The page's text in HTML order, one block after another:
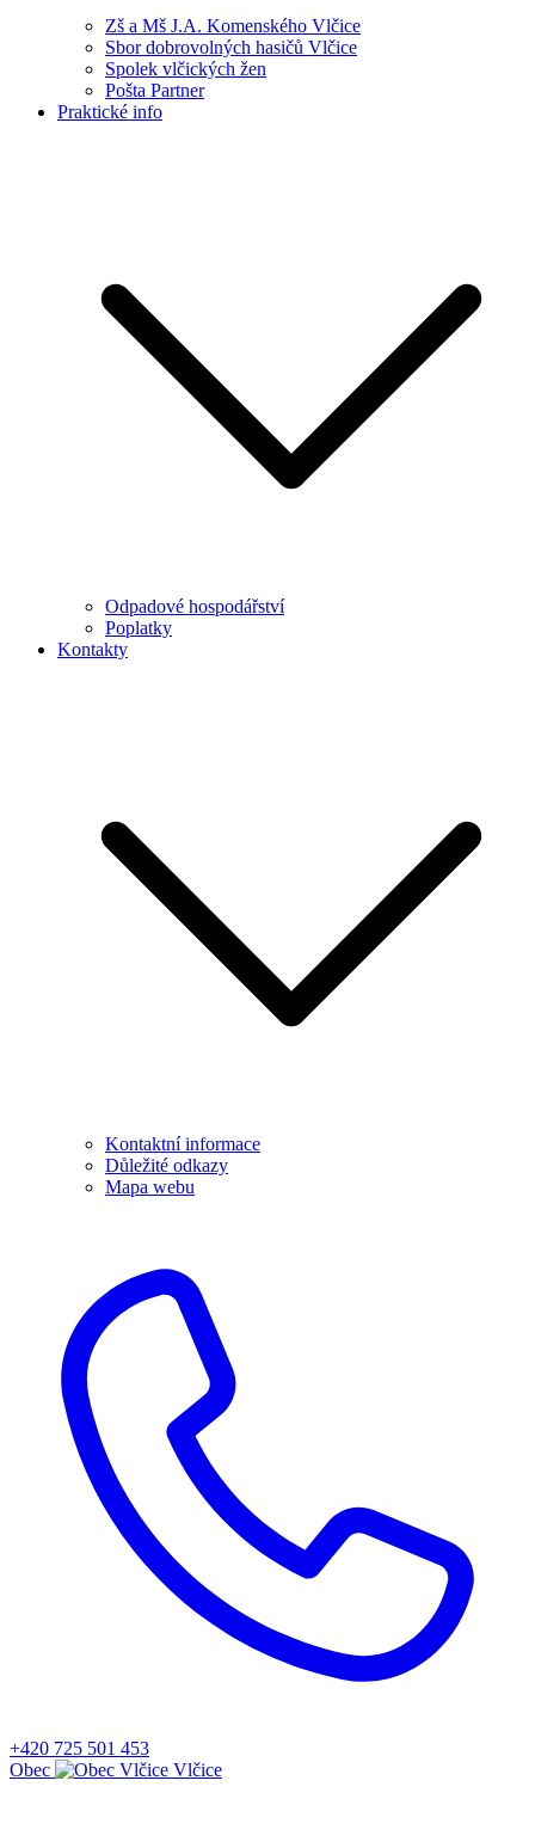
Zš a Mš J.A. Komenského Vlčice
Sbor dobrovolných hasičů Vlčice
Spolek vlčických žen
Pošta Partner
Praktické info
Odpadové hospodářství
Poplatky
Kontakty
Kontaktní informace
Důležité odkazy
Mapa webu
+420 725 501 453
Obec
Vlčice